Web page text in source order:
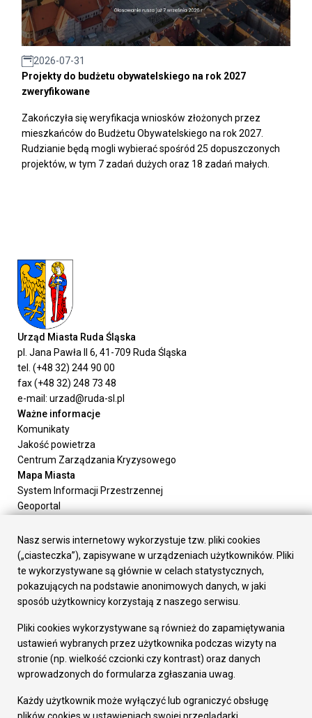
2026-07-31
Projekty do budżetu obywatelskiego na rok 2027
zweryfikowane
Zakończyła się weryfikacja wniosków złożonych przez
mieszkańców do Budżetu Obywatelskiego na rok 2027.
Rudzianie będą mogli wybierać spośród 25 dopuszczonych
projektów, w tym 7 zadań dużych oraz 18 zadań małych.
Urząd Miasta Ruda Śląska
pl. Jana Pawła II 6, 41-709 Ruda Śląska
tel. (+48 32) 244 90 00
fax (+48 32) 248 73 48
e-mail: urzad@ruda-sl.pl
Ważne informacje
Komunikaty
Jakość powietrza
Centrum Zarządzania Kryzysowego
Mapa Miasta
System Informacji Przestrzennej
Geoportal
Załatw sprawę
Prezydent Miasta
Rada Miasta
Wydziały
Elektroniczna Skrzynka Podawcza
Gospodarka
Fundusze europejskie
Środki krajowe
Oferty inwestycyjne
Pozostałe
Nasz serwis internetowy wykorzystuje tzw. pliki cookies
(„ciasteczka”), zapisywane w urządzeniach użytkowników. Pliki
te wykorzystywane są głównie w celach statystycznych,
pokazujących na podstawie anonimowych danych, w jaki
sposób użytkownicy korzystają z naszego serwisu.
Pliki cookies wykorzystywane są również do zapamiętywania
ustawień wybranych przez użytkownika podczas wizyty na
stronie (np. wielkość czcionki czy kontrast) oraz danych
wprowadzonych do formularza zgłaszania uwag.
Każdy użytkownik może wyłączyć lub ograniczyć obsługę